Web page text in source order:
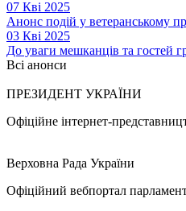
07 Кві 2025
Анонс подій у ветеранському
03 Кві 2025
До уваги мешканців та гостей
Всі анонси
ПРЕЗИДЕНТ УКРАЇНИ
Офіційне інтернет-
Верховна Рада України
Офіційний вебпортал